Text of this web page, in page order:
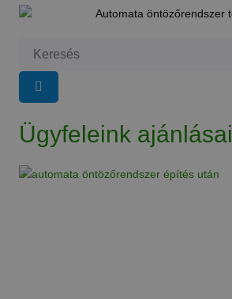
Ügyfeleink ajánlásai